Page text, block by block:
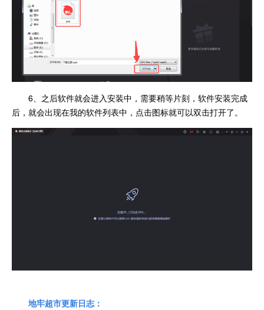
6、之后软件就会进入安装中，需要稍等片刻，软件安装完成
后，就会出现在我的软件列表中，点击图标就可以双击打开了。
地牢超市更新日志：